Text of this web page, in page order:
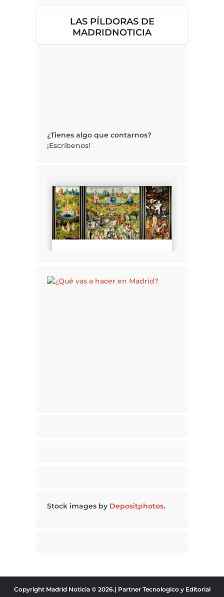
LAS PÍLDORAS DE
MADRIDNOTICIA
¿Tienes algo que contarnos?
¡Escríbenos!
Stock images by Depositphotos.
Copyright Madrid Noticia © 2026.| Partner Tecnologico y Editorial